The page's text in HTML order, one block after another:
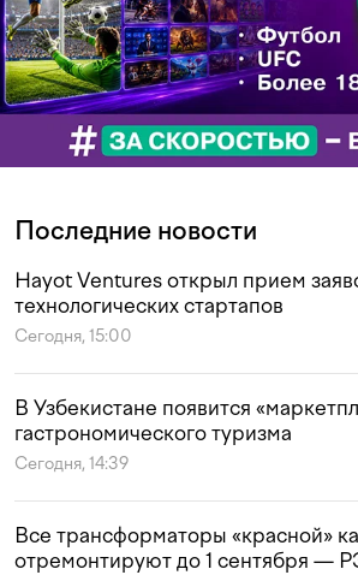
Последние новости
Hayot Ventures открыл прием
технологических стартапов
Сегодня, 15:00
В Узбекистане появится
гастрономического туризма
Сегодня, 14:39
Все трансформаторы «красной»
отремонтируют до 1 сентября —